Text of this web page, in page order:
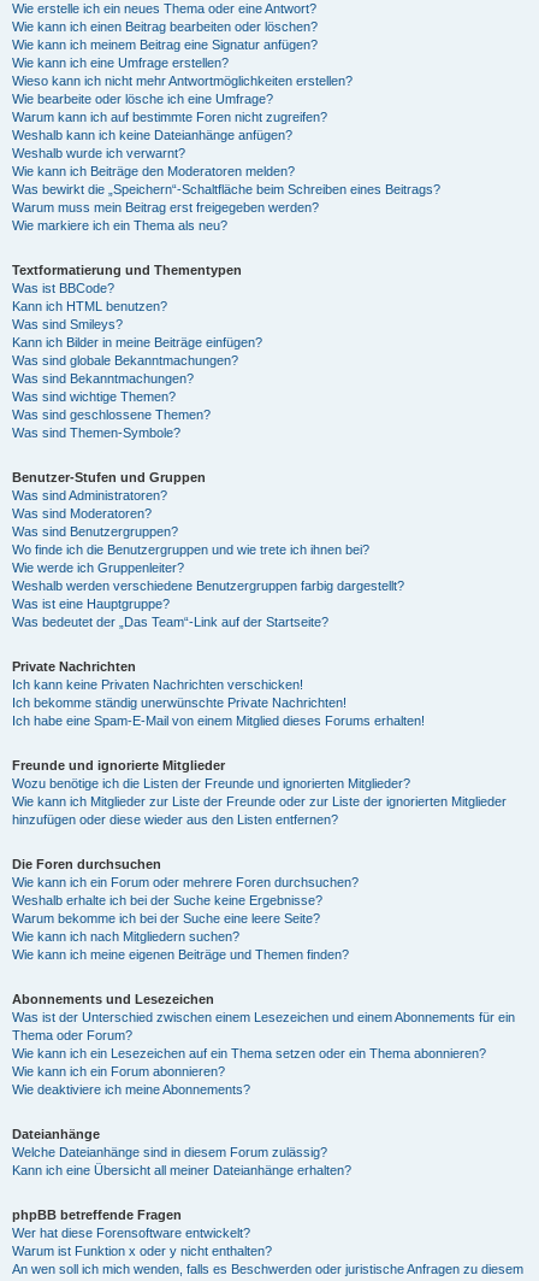
Wie erstelle ich ein neues Thema oder eine Antwort?
Wie kann ich einen Beitrag bearbeiten oder löschen?
Wie kann ich meinem Beitrag eine Signatur anfügen?
Wie kann ich eine Umfrage erstellen?
Wieso kann ich nicht mehr Antwortmöglichkeiten erstellen?
Wie bearbeite oder lösche ich eine Umfrage?
Warum kann ich auf bestimmte Foren nicht zugreifen?
Weshalb kann ich keine Dateianhänge anfügen?
Weshalb wurde ich verwarnt?
Wie kann ich Beiträge den Moderatoren melden?
Was bewirkt die „Speichern“-Schaltfläche beim Schreiben eines Beitrags?
Warum muss mein Beitrag erst freigegeben werden?
Wie markiere ich ein Thema als neu?
Textformatierung und Thementypen
Was ist BBCode?
Kann ich HTML benutzen?
Was sind Smileys?
Kann ich Bilder in meine Beiträge einfügen?
Was sind globale Bekanntmachungen?
Was sind Bekanntmachungen?
Was sind wichtige Themen?
Was sind geschlossene Themen?
Was sind Themen-Symbole?
Benutzer-Stufen und Gruppen
Was sind Administratoren?
Was sind Moderatoren?
Was sind Benutzergruppen?
Wo finde ich die Benutzergruppen und wie trete ich ihnen bei?
Wie werde ich Gruppenleiter?
Weshalb werden verschiedene Benutzergruppen farbig dargestellt?
Was ist eine Hauptgruppe?
Was bedeutet der „Das Team“-Link auf der Startseite?
Private Nachrichten
Ich kann keine Privaten Nachrichten verschicken!
Ich bekomme ständig unerwünschte Private Nachrichten!
Ich habe eine Spam-E-Mail von einem Mitglied dieses Forums erhalten!
Freunde und ignorierte Mitglieder
Wozu benötige ich die Listen der Freunde und ignorierten Mitglieder?
Wie kann ich Mitglieder zur Liste der Freunde oder zur Liste der ignorierten Mitglieder
hinzufügen oder diese wieder aus den Listen entfernen?
Die Foren durchsuchen
Wie kann ich ein Forum oder mehrere Foren durchsuchen?
Weshalb erhalte ich bei der Suche keine Ergebnisse?
Warum bekomme ich bei der Suche eine leere Seite?
Wie kann ich nach Mitgliedern suchen?
Wie kann ich meine eigenen Beiträge und Themen finden?
Abonnements und Lesezeichen
Was ist der Unterschied zwischen einem Lesezeichen und einem Abonnements für ein
Thema oder Forum?
Wie kann ich ein Lesezeichen auf ein Thema setzen oder ein Thema abonnieren?
Wie kann ich ein Forum abonnieren?
Wie deaktiviere ich meine Abonnements?
Dateianhänge
Welche Dateianhänge sind in diesem Forum zulässig?
Kann ich eine Übersicht all meiner Dateianhänge erhalten?
phpBB betreffende Fragen
Wer hat diese Forensoftware entwickelt?
Warum ist Funktion x oder y nicht enthalten?
An wen soll ich mich wenden, falls es Beschwerden oder juristische Anfragen zu diesem